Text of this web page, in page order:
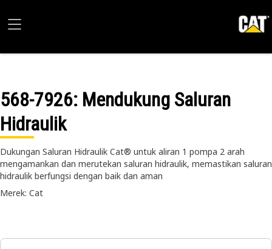
568-7926: Mendukung Saluran
Hidraulik
Dukungan Saluran Hidraulik Cat® untuk aliran 1 pompa 2 arah
mengamankan dan merutekan saluran hidraulik, memastikan saluran
hidraulik berfungsi dengan baik dan aman
Merek: Cat